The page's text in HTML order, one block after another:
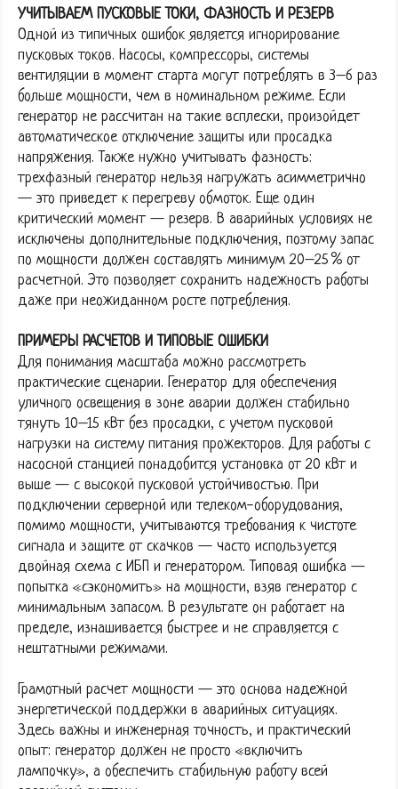
УЧИТЫВАЕМ ПУСКОВЫЕ ТОКИ, ФАЗНОСТЬ И РЕЗЕРВ
Одной из типичных ошибок является игнорирование
пусковых токов. Насосы, компрессоры, системы
вентиляции в момент старта могут потреблять в 3–6 раз
больше мощности, чем в номинальном режиме. Если
генератор не рассчитан на такие всплески, произойдет
автоматическое отключение защиты или просадка
напряжения. Также нужно учитывать фазность:
трехфазный генератор нельзя нагружать асимметрично
— это приведет к перегреву обмоток. Еще один
критический момент — резерв. В аварийных условиях не
исключены дополнительные подключения, поэтому запас
по мощности должен составлять минимум 20–25 % от
расчетной. Это позволяет сохранить надежность работы
даже при неожиданном росте потребления.
ПРИМЕРЫ РАСЧЕТОВ И ТИПОВЫЕ ОШИБКИ
Для понимания масштаба можно рассмотреть
практические сценарии. Генератор для обеспечения
уличного освещения в зоне аварии должен стабильно
тянуть 10–15 кВт без просадки, с учетом пусковой
нагрузки на систему питания прожекторов. Для работы с
насосной станцией понадобится установка от 20 кВт и
выше — с высокой пусковой устойчивостью. При
подключении серверной или телеком-оборудования,
помимо мощности, учитываются требования к чистоте
сигнала и защите от скачков — часто используется
двойная схема с ИБП и генератором. Типовая ошибка —
попытка «сэкономить» на мощности, взяв генератор с
минимальным запасом. В результате он работает на
пределе, изнашивается быстрее и не справляется с
нештатными режимами.
Грамотный расчет мощности — это основа надежной
энергетической поддержки в аварийных ситуациях.
Здесь важны и инженерная точность, и практический
опыт: генератор должен не просто «включить
лампочку», а обеспечить стабильную работу всей